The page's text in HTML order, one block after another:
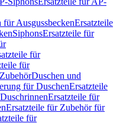
AusgussbeckenErsatzteile
SiphonsErsatzteile für
für
für
Duschen und
für DuschenErsatzteile
DuschrinnenErsatzteile für
Ersatzteile für Zubehör für
für